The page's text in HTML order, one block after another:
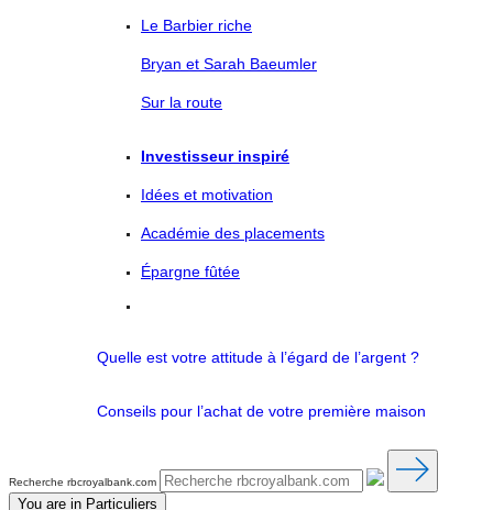
Le Barbier riche
Bryan et Sarah Baeumler
Sur la route
Investisseur inspiré
Idées et motivation
Académie des placements
Épargne fûtée
Quelle est votre attitude à l’égard de l’argent ?
Conseils pour l’achat de votre première maison
Recherche rbcroyalbank.com
You are in Particuliers